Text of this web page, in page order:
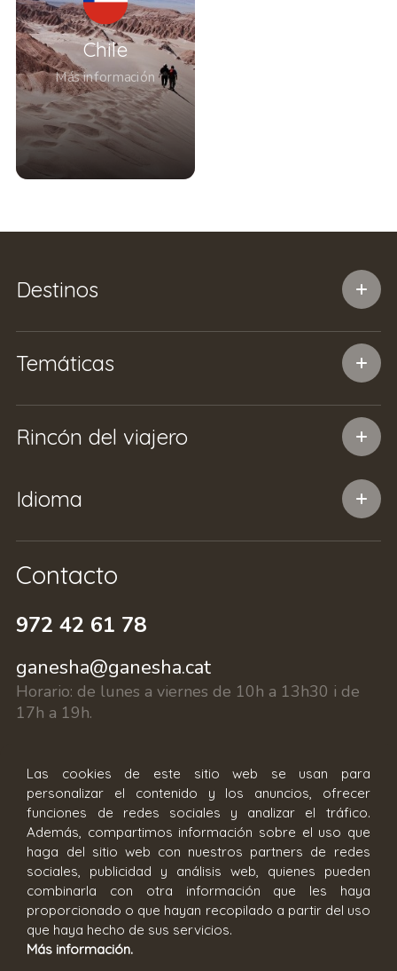
Chile
Más información
Destinos
Temáticas
Rincón del viajero
Idioma
Contacto
972 42 61 78
ganesha@ganesha.cat
Horario: de lunes a viernes de 10h a 13h30 i de
17h a 19h.
c/ Fontanilles 15, 17002 Girona
Reserva cita
Las cookies de este sitio web se usan para
personalizar el contenido y los anuncios, ofrecer
funciones de redes sociales y analizar el tráfico.
Además, compartimos información sobre el uso que
haga del sitio web con nuestros partners de redes
sociales, publicidad y análisis web, quienes pueden
combinarla con otra información que les haya
proporcionado o que hayan recopilado a partir del uso
que haya hecho de sus servicios.
Más información.